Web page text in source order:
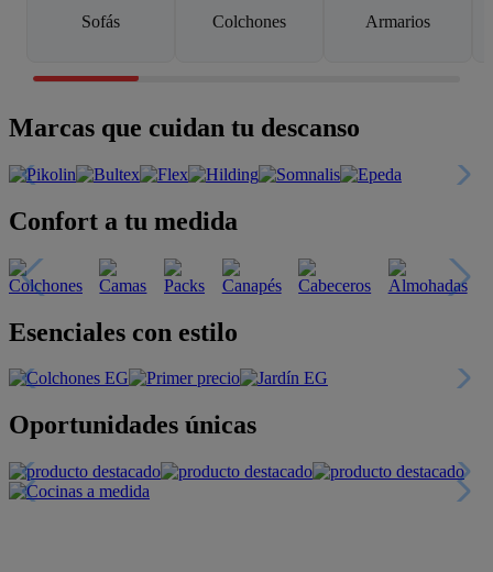
Sofás Colchones Armarios
Marcas que cuidan tu descanso
Confort a tu medida
Esenciales con estilo
Oportunidades únicas